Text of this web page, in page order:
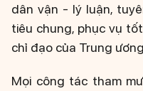
dân vận - lý luận,
tiêu chung, phục vụ
chỉ đạo của Trung
Mọi công tác tham